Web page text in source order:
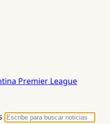
Premier League